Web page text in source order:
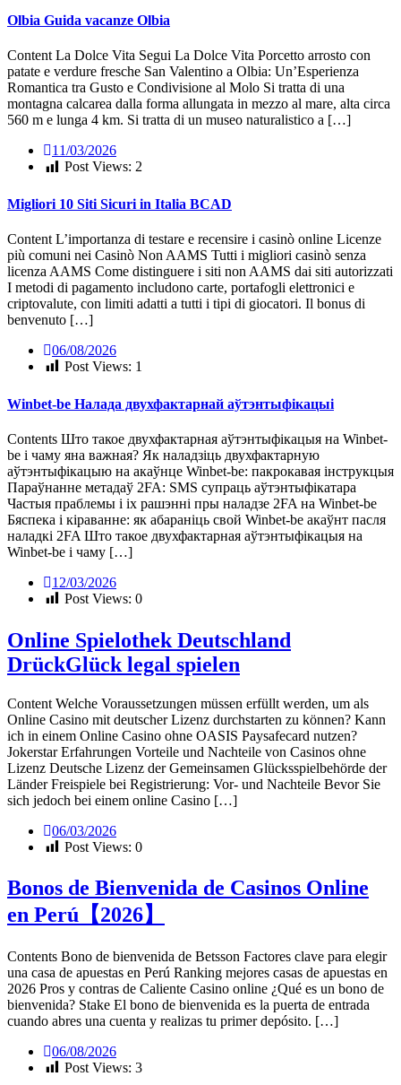
Olbia Guida vacanze Olbia
Content La Dolce Vita Segui La Dolce Vita Porcetto arrosto con
patate e verdure fresche San Valentino a Olbia: Un’Esperienza
Romantica tra Gusto e Condivisione al Molo Si tratta di una
montagna calcarea dalla forma allungata in mezzo al mare, alta circa
560 m e lunga 4 km. Si tratta di un museo naturalistico a […]
11/03/2026
Post Views: 2
Migliori 10 Siti Sicuri in Italia BCAD
Content L’importanza di testare e recensire i casinò online Licenze
più comuni nei Casinò Non AAMS Tutti i migliori casinò senza
licenza AAMS Come distinguere i siti non AAMS dai siti autorizzati
I metodi di pagamento includono carte, portafogli elettronici e
criptovalute, con limiti adatti a tutti i tipi di giocatori. Il bonus di
benvenuto […]
06/08/2026
Post Views: 1
Winbet-be Налада двухфактарнай аўтэнтыфікацыі
Contents Што такое двухфактарная аўтэнтыфікацыя на Winbet-
be і чаму яна важная? Як наладзіць двухфактарную
аўтэнтыфікацыю на акаўнце Winbet-be: пакрокавая інструкцыя
Параўнанне метадаў 2FA: SMS супраць аўтэнтыфікатара
Частыя праблемы і іх рашэнні пры наладзе 2FA на Winbet-be
Бяспека і кіраванне: як абараніць свой Winbet-be акаўнт пасля
наладкі 2FA Што такое двухфактарная аўтэнтыфікацыя на
Winbet-be і чаму […]
12/03/2026
Post Views: 0
Online Spielothek Deutschland
DrückGlück legal spielen
Content Welche Voraussetzungen müssen erfüllt werden, um als
Online Casino mit deutscher Lizenz durchstarten zu können? Kann
ich in einem Online Casino ohne OASIS Paysafecard nutzen?
Jokerstar Erfahrungen Vorteile und Nachteile von Casinos ohne
Lizenz Deutsche Lizenz der Gemeinsamen Glücksspielbehörde der
Länder Freispiele bei Registrierung: Vor- und Nachteile Bevor Sie
sich jedoch bei einem online Casino […]
06/03/2026
Post Views: 0
Bonos de Bienvenida de Casinos Online
en Perú【2026】
Contents Bono de bienvenida de Betsson Factores clave para elegir
una casa de apuestas en Perú Ranking mejores casas de apuestas en
2026 Pros y contras de Caliente Casino online ¿Qué es un bono de
bienvenida? Stake El bono de bienvenida es la puerta de entrada
cuando abres una cuenta y realizas tu primer depósito. […]
06/08/2026
Post Views: 3